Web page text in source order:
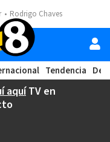
Rodrigo Chaves
Tendencia
aquíTV en